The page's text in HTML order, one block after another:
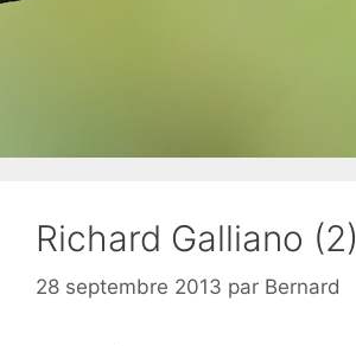
Richard Galliano (2)
28 septembre 2013 par Bernard